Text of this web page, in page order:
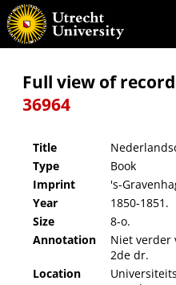
Nederlandsch liedeboek
Full view of
36964
Title
Type
Book
Imprint
's-
Year
1850-1851.
Size
8-o.
Annotation
Niet verder
2de dr.
Location